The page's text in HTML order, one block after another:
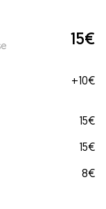
15€
+10€
15€
15€
8€